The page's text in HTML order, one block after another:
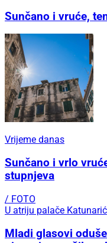
Sunčano i vruće,
Vrijeme danas
Sunčano i vrlo
stupnjeva
/ FOTO
U atriju palače Katunarić
Mladi glasovi